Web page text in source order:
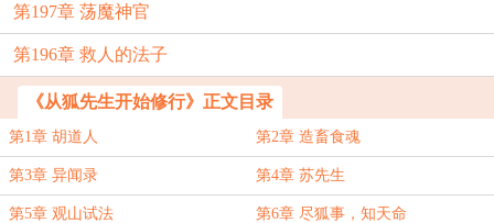
第197章 荡魔神官
第196章 救人的法子
《从狐先生开始修行》正文目录
第1章 胡道人 第2章 造畜食魂
第3章 异闻录 第4章 苏先生
第5章 观山试法 第6章 尽狐事，知天命